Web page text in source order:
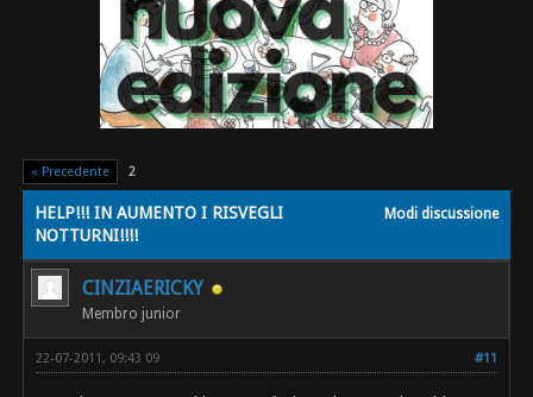
« Precedente 2
Modi discussione
HELP!!! IN AUMENTO I RISVEGLI
NOTTURNI!!!!
CINZIAERICKY
Membro junior
#11
22-07-2011, 09:43 09